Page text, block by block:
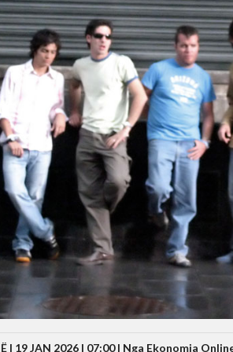
| 19 JAN 2026 | 07:00 | Nga Ekonomia